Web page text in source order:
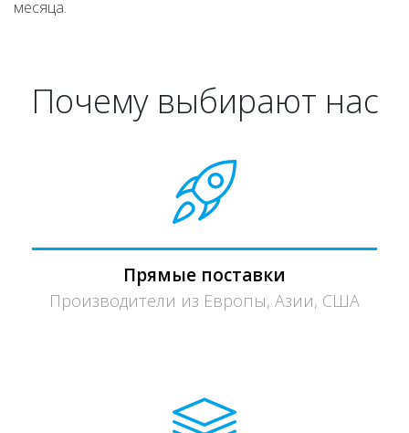
месяца.
Почему выбирают нас
Прямые поставки
Производители из Европы, Азии, США